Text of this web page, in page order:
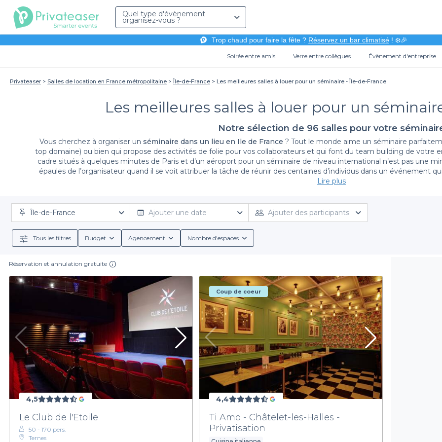
Quel type d'évènement
organisez-vous ?
Trop chaud pour faire la fête ? Réservez un bar climatisé! ❄️🎉
Soirée entre amis Verre entre collègues Évènement d'entreprise
Privateaser Salles de location en France métropolitaine Île-de-France Les meilleures salles à louer pour un séminaire - Île-de-France
Les meilleures salles à louer pour un
Notre sélection de 96 salles pour votre
Vous cherchez à organiser un séminaire dans un lieu en Ile de France ? Tout le monde aime un séminaire
top domaine) ou bien qui propose des activités de folie pour vos collaborateurs et qui font du team building de votre
cadre situés à quelques minutes de Paris et d’un aéroport pour un séminaire de niveau international n’est pas une
épaules de l’organisateur quand il se voit attribuer la tâche de réunir des centaines d’individus dans un événement
se trouvent dans notre top afin de faciliter votre
accueille vos séminaires dans tousnos lieux de location
et vos congrès dans tous nos lieux de location. Demandez
séminaire dans la région incluant les listes d’hôtels à proximité pour l’hébergement des participants. Et pour des
top salle de réunion atypiques! Découvrez également notre
Lire plus
Île-de-France Ajouter une date Ajouter des participants
Tous les filtres Budget Agencement Nombre d'espaces
Réservation et annulation gratuite
4,5
Le Club de l'Etoile
50 - 170 pers.
Ternes
Coup de coeur
4,4
Ti Amo - Châtelet-les-Halles -
Privatisation